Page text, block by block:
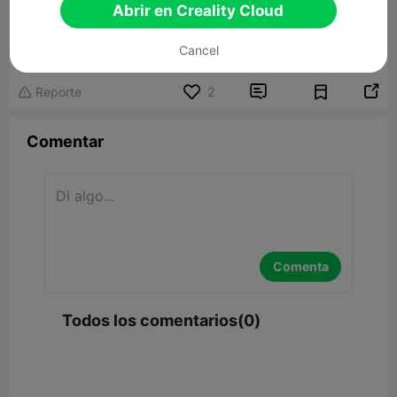
Harry Potter, Ron, funko pop, characters
Modelo 3D relacionado
 Reporte 2  
Comentar
Comenta
Todos los comentarios(0)
Abrir en Creality Cloud
Cancel